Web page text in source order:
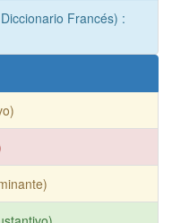
Francés) :